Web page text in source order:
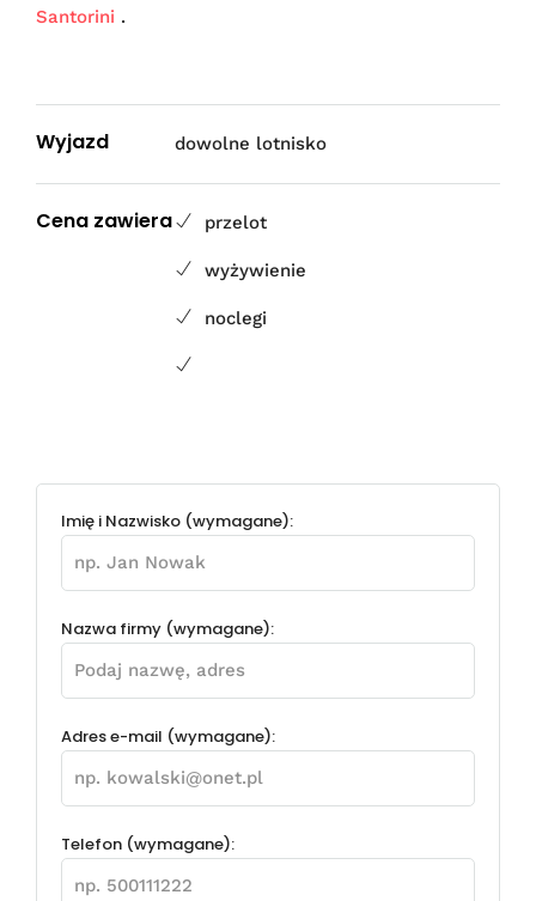
Santorini .
Wyjazd dowolne lotnisko
Cena zawiera przelot
wyżywienie
noclegi
Imię i Nazwisko (wymagane):
Nazwa firmy (wymagane):
Adres e-mail (wymagane):
Telefon (wymagane):